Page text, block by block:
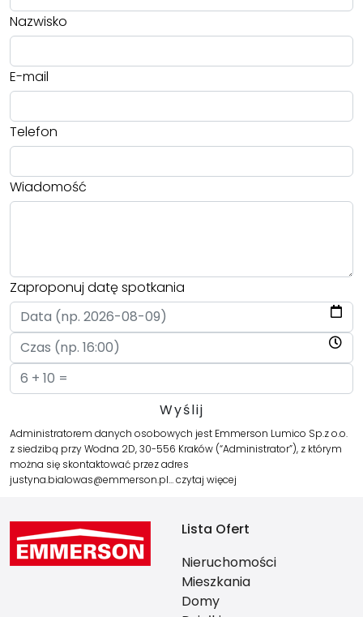
Nazwisko
E-mail
Telefon
Wiadomość
Zaproponuj datę spotkania
Administratorem danych osobowych jest Emmerson Lumico Sp.z o.o.
z siedzibą przy Wodna 2D, 30-556 Kraków (“Administrator”), z którym
można się skontaktować przez adres
justyna.bialowas@emmerson.pl…czytaj więcej
Lista Ofert
Nieruchomości
Mieszkania
Domy